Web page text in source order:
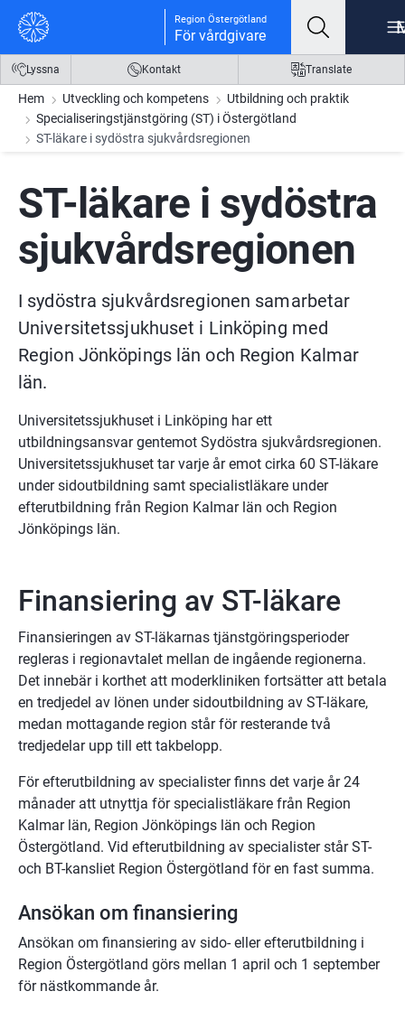
Gå till innehåll
Gå till meny
Gå till sidfot Region Östergötland
För vårdgivare
Lyssna Kontakt Translate
Hem Utveckling och kompetens
Utbildning och praktik
Specialiseringstjänstgöring (ST) i Östergötland
ST-läkare i sydöstra sjukvårdsregionen
ST-läkare i sydöstra
sjukvårdsregionen
I sydöstra sjukvårdsregionen samarbetar
Universitetssjukhuset i Linköping med
Region Jönköpings län och Region Kalmar
län.
Universitetssjukhuset i Linköping har ett
utbildningsansvar gentemot Sydöstra sjukvårdsregionen.
Universitetssjukhuset tar varje år emot cirka 60 ST-läkare
under sidoutbildning samt specialistläkare under
efterutbildning från Region Kalmar län och Region
Jönköpings län.
Finansiering av ST-läkare
Finansieringen av ST-läkarnas tjänstgöringsperioder
regleras i regionavtalet mellan de ingående regionerna.
Det innebär i korthet att moderkliniken fortsätter att betala
en tredjedel av lönen under sidoutbildning av ST-läkare,
medan mottagande region står för resterande två
tredjedelar upp till ett takbelopp.
För efterutbildning av specialister finns det varje år 24
månader att utnyttja för specialistläkare från Region
Kalmar län, Region Jönköpings län och Region
Östergötland. Vid efterutbildning av specialister står ST-
och BT-kansliet Region Östergötland för en fast summa.
Ansökan om finansiering
Ansökan om finansiering av sido- eller efterutbildning i
Region Östergötland görs mellan 1 april och 1 september
för nästkommande år.